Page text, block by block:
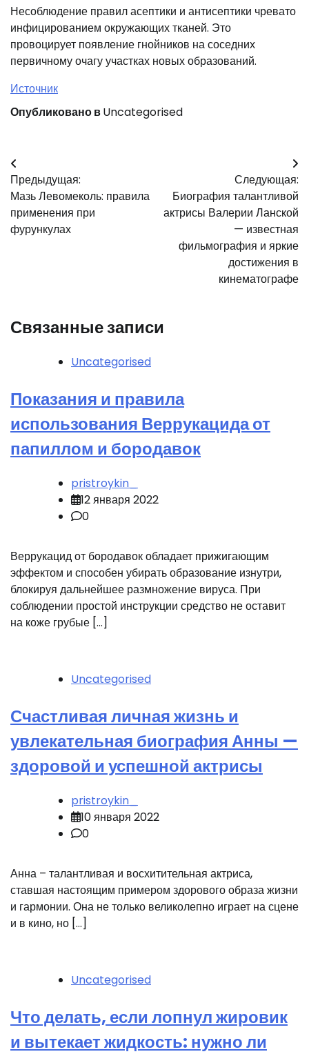
Несоблюдение правил асептики и антисептики чревато
инфицированием окружающих тканей. Это
провоцирует появление гнойников на соседних
первичному очагу участках новых образований.
Источник
Опубликовано вUncategorised
Навигация
по
записям
Предыдущая:
Мазь Левомеколь: правила
применения при
фурункулах
Следующая:
Биография талантливой
актрисы Валерии Ланской
— известная
фильмография и яркие
достижения в
кинематографе
Связанные записи
Uncategorised
Показания и правила
использования Веррукацида от
папиллом и бородавок
pristroykin_
12 января 2022
0
Веррукацид от бородавок обладает прижигающим
эффектом и способен убирать образование изнутри,
блокируя дальнейшее размножение вируса. При
соблюдении простой инструкции средство не оставит
на коже грубые […]
Uncategorised
Счастливая личная жизнь и
увлекательная биография Анны —
здоровой и успешной актрисы
pristroykin_
10 января 2022
0
Анна – талантливая и восхитительная актриса,
ставшая настоящим примером здорового образа жизни
и гармонии. Она не только великолепно играет на сцене
и в кино, но […]
Uncategorised
Что делать, если лопнул жировик
и вытекает жидкость: нужно ли